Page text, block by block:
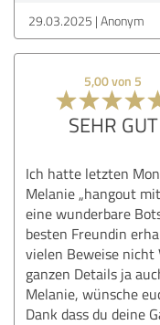
29.03.2025 Anonym
5,00 von 5
SEHR GUT
Ich hatte letzten
Melanie „hangout
eine wunderbare
besten Freundin
vielen Beweise nicht
ganzen Details ja
Melanie, wünsche
Dank dass du deine